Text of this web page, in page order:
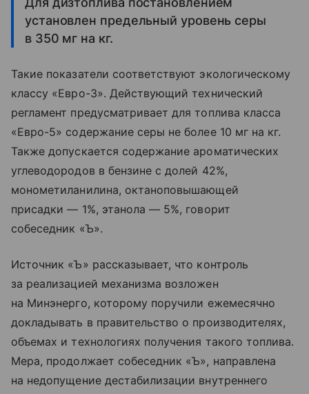
установлен предельный уровень серы
в 350 мг на кг.
Такие показатели соответствуют экологическому
классу «Евро-3». Действующий технический
регламент предусматривает для топлива класса
«Евро-5» содержание серы не более 10 мг на кг.
Также допускается содержание ароматических
углеводородов в бензине с долей 42%,
монометиланилина, октаноповышающей
присадки — 1%, этанола — 5%, говорит
собеседник «Ъ».
Источник «Ъ» рассказывает, что контроль
за реализацией механизма возложен
на Минэнерго, которому поручили ежемесячно
докладывать в правительство о производителях,
объемах и технологиях получения такого топлива.
Мера, продолжает собеседник «Ъ», направлена
на недопущение дестабилизации внутреннего